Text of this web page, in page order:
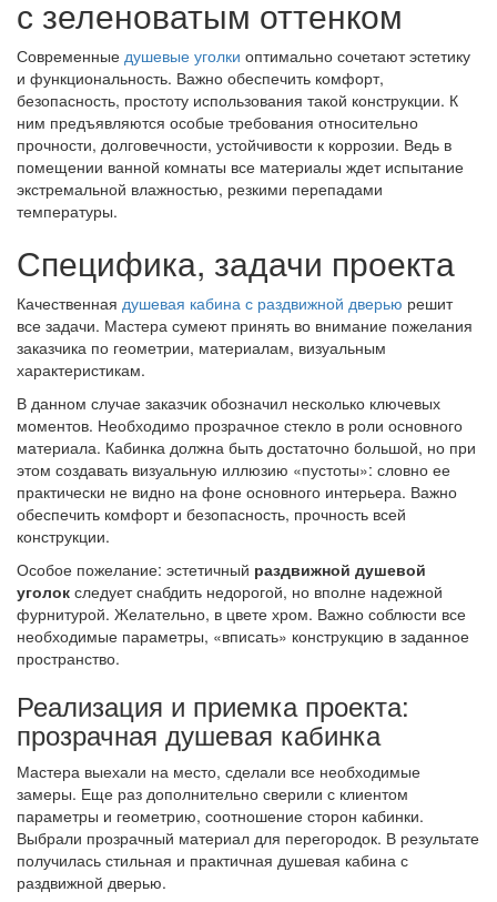
с зеленоватым оттенком
Современные душевые уголки оптимально сочетают эстетику
и функциональность. Важно обеспечить комфорт,
безопасность, простоту использования такой конструкции. К
ним предъявляются особые требования относительно
прочности, долговечности, устойчивости к коррозии. Ведь в
помещении ванной комнаты все материалы ждет испытание
экстремальной влажностью, резкими перепадами
температуры.
Специфика, задачи проекта
Качественная душевая кабина с раздвижной дверью решит
все задачи. Мастера сумеют принять во внимание пожелания
заказчика по геометрии, материалам, визуальным
характеристикам.
В данном случае заказчик обозначил несколько ключевых
моментов. Необходимо прозрачное стекло в роли основного
материала. Кабинка должна быть достаточно большой, но при
этом создавать визуальную иллюзию «пустоты»: словно ее
практически не видно на фоне основного интерьера. Важно
обеспечить комфорт и безопасность, прочность всей
конструкции.
Особое пожелание: эстетичный раздвижной душевой
уголок следует снабдить недорогой, но вполне надежной
фурнитурой. Желательно, в цвете хром. Важно соблюсти все
необходимые параметры, «вписать» конструкцию в заданное
пространство.
Реализация и приемка проекта:
прозрачная душевая кабинка
Мастера выехали на место, сделали все необходимые
замеры. Еще раз дополнительно сверили с клиентом
параметры и геометрию, соотношение сторон кабинки.
Выбрали прозрачный материал для перегородок. В результате
получилась стильная и практичная душевая кабина с
раздвижной дверью.